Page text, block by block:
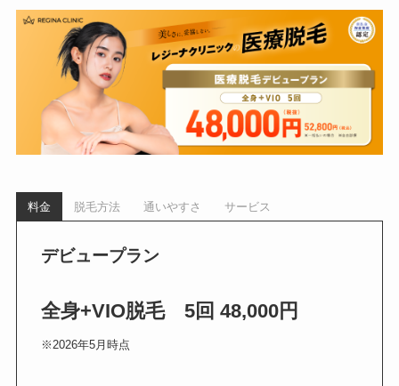
料金 脱毛方法 通いやすさ サービス
デビュープラン
全身+VIO脱毛 5回 48,000円
※2026年5月時点